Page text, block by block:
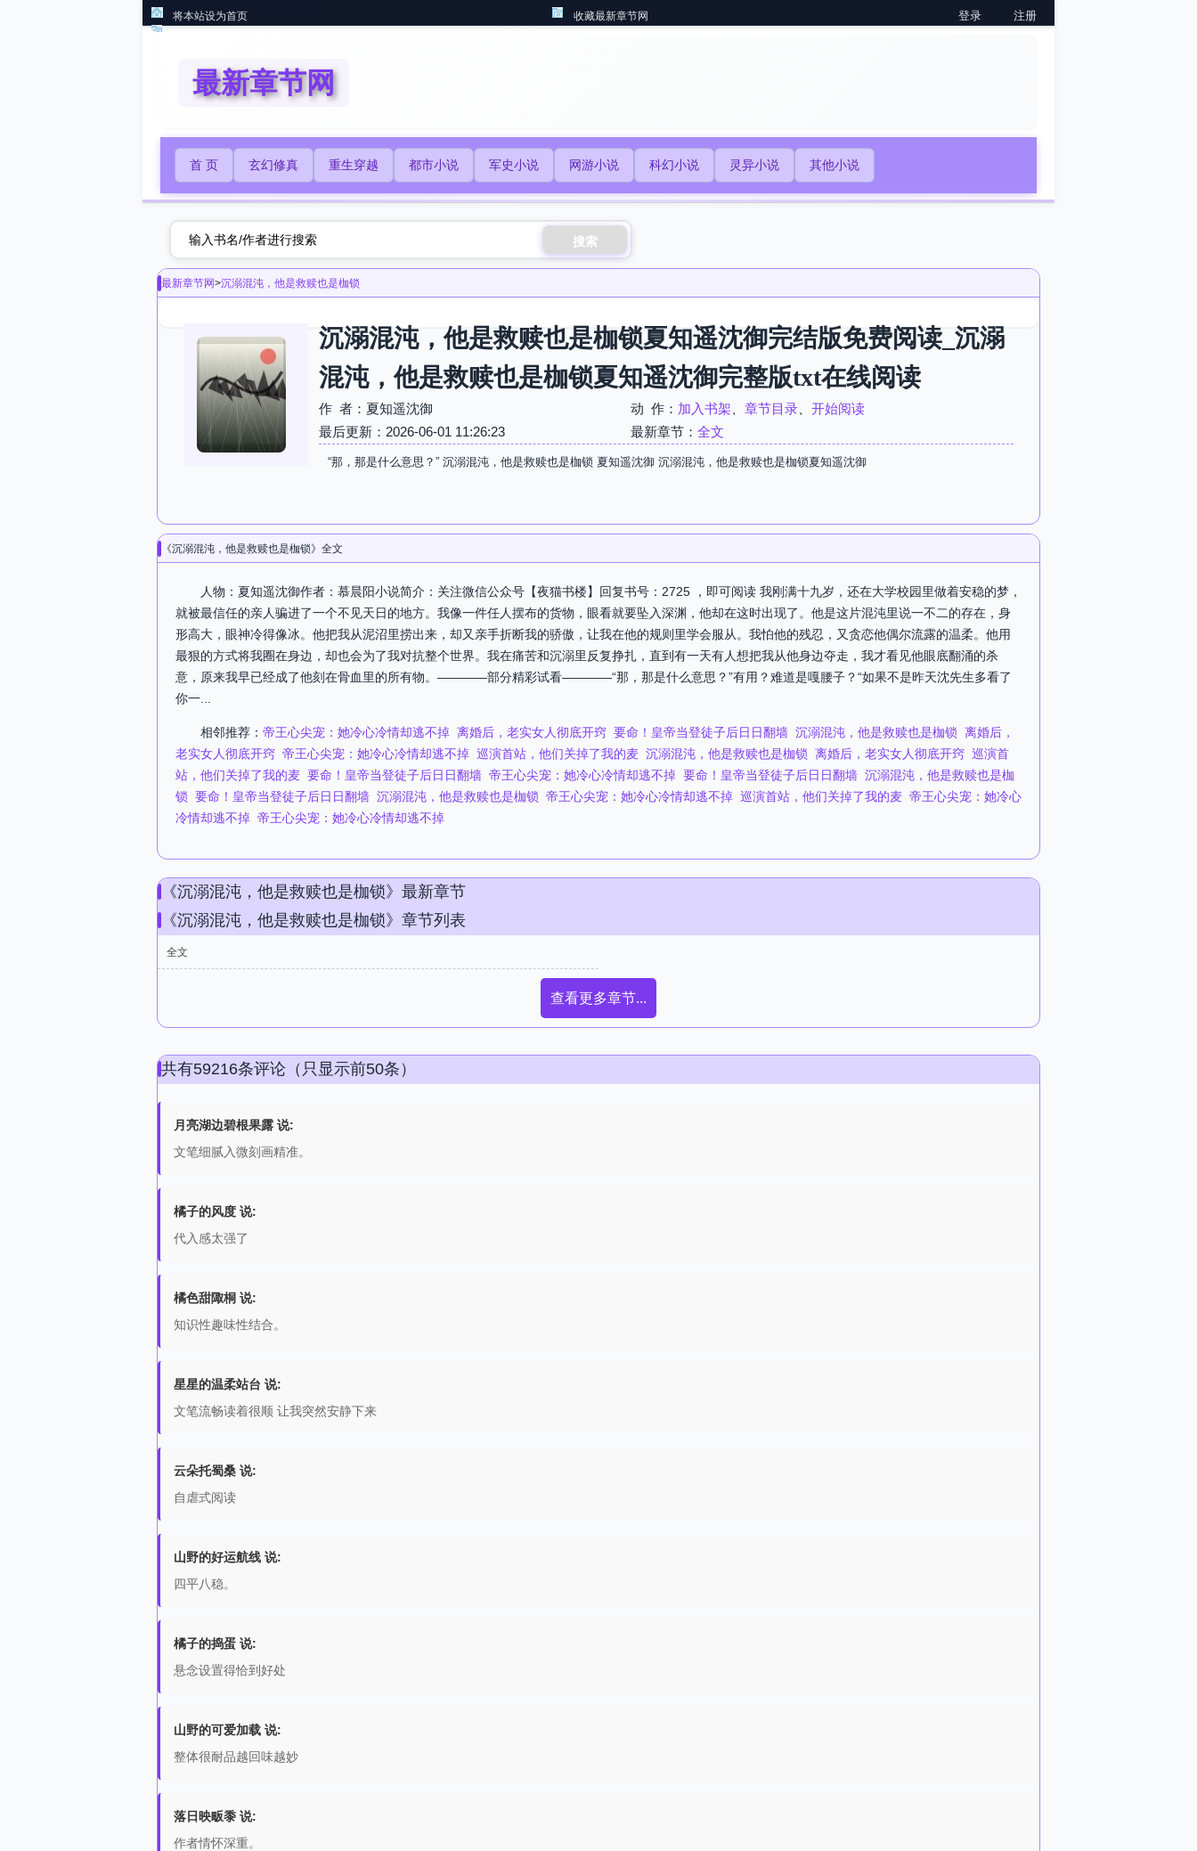
将本站设为首页 收藏最新章节网 登录 注册
最新章节网
首 页 玄幻修真 重生穿越 都市小说 军史小说 网游小说 科幻小说 灵异小说 其他小说
搜索
最新章节网>沉溺混沌，他是救赎也是枷锁
沉溺混沌，他是救赎也是枷锁夏知遥沈御完结版免费阅读_沉溺
混沌，他是救赎也是枷锁夏知遥沈御完整版txt在线阅读
作 者：夏知遥沈御 动 作： 加入书架 章节目录
开始阅读
最后更新：2026-06-01 11:26:23
最新章节： 全文
“那，那是什么意思？” 沉溺混沌，他是救赎也是枷锁 夏知遥沈御 沉溺混沌，他是救赎也是枷锁夏知遥沈御
《沉溺混沌，他是救赎也是枷锁》全文
人物：夏知遥沈御作者：慕晨阳小说简介：关注微信公众号【夜猫书楼】回复书号：2725 ，即可阅读 我刚满十九岁，还在大学校园里做着安稳的梦，
就被最信任的亲人骗进了一个不见天日的地方。我像一件任人摆布的货物，眼看就要坠入深渊，他却在这时出现了。他是这片混沌里说一不二的存在，身
形高大，眼神冷得像冰。他把我从泥沼里捞出来，却又亲手折断我的骄傲，让我在他的规则里学会服从。我怕他的残忍，又贪恋他偶尔流露的温柔。他用
最狠的方式将我圈在身边，却也会为了我对抗整个世界。我在痛苦和沉溺里反复挣扎，直到有一天有人想把我从他身边夺走，我才看见他眼底翻涌的杀
意，原来我早已经成了他刻在骨血里的所有物。————部分精彩试看————“那，那是什么意思？”有用？难道是嘎腰子？“如果不是昨天沈先生多看了
你一...
相邻推荐： 帝王心尖宠：她冷心冷情却逃不掉​​ 离婚后，老实女人彻底开窍 要命！皇帝当登徒子后日日翻墙 沉溺混沌，他是救赎也是枷锁 离婚后，
老实女人彻底开窍 帝王心尖宠：她冷心冷情却逃不掉​​ 巡演首站，他们关掉了我的麦 沉溺混沌，他是救赎也是枷锁 离婚后，老实女人彻底开窍 巡演首
站，他们关掉了我的麦 要命！皇帝当登徒子后日日翻墙 帝王心尖宠：她冷心冷情却逃不掉​​ 要命！皇帝当登徒子后日日翻墙 沉溺混沌，他是救赎也是枷
锁 要命！皇帝当登徒子后日日翻墙 沉溺混沌，他是救赎也是枷锁 帝王心尖宠：她冷心冷情却逃不掉​​ 巡演首站，他们关掉了我的麦 帝王心尖宠：她冷心
冷情却逃不掉​​ 帝王心尖宠：她冷心冷情却逃不掉​​
《沉溺混沌，他是救赎也是枷锁》最新章节
《沉溺混沌，他是救赎也是枷锁》章节列表
全文
查看更多章节...
共有59216条评论（只显示前50条）
月亮湖边碧根果露 说:
文笔细腻入微刻画精准。
橘子的风度 说:
代入感太强了
橘色甜陬桐 说:
知识性趣味性结合。
星星的温柔站台 说:
文笔流畅读着很顺 让我突然安静下来
云朵托蜀桑 说:
自虐式阅读
山野的好运航线 说:
四平八稳。
橘子的捣蛋 说:
悬念设置得恰到好处
山野的可爱加载 说:
整体很耐品越回味越妙
落日映畈黍 说:
作者情怀深重。